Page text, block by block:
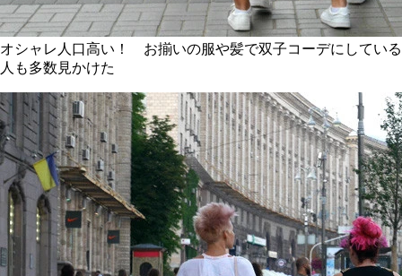
オシャレ人口高い！ お揃いの服や髪で双子コーデにしている
人も多数見かけた